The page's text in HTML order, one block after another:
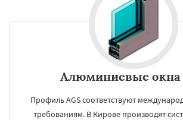
Алюминиевые окна
Профиль AGS соответствуют
требованиям. В Кирове производят